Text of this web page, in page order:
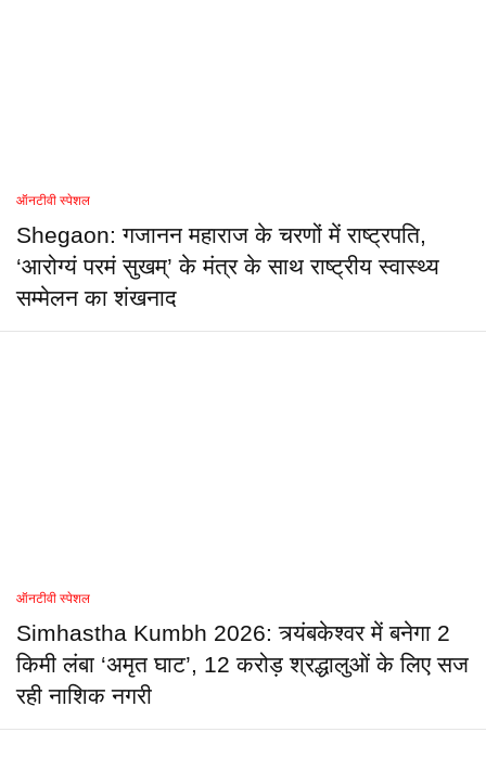
ऑनटीवी स्पेशल
Shegaon: गजानन महाराज के चरणों में राष्ट्रपति,
‘आरोग्यं परमं सुखम्’ के मंत्र के साथ राष्ट्रीय स्वास्थ्य
सम्मेलन का शंखनाद
ऑनटीवी स्पेशल
Simhastha Kumbh 2026: त्र्यंबकेश्वर में बनेगा 2
किमी लंबा ‘अमृत घाट’, 12 करोड़ श्रद्धालुओं के लिए सज
रही नाशिक नगरी